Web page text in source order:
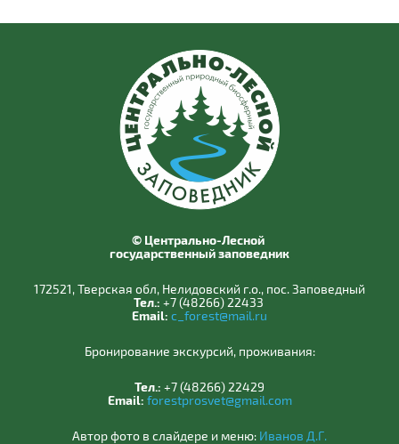
© Центрально-Лесной
государственный заповедник
172521, Тверская обл, Нелидовский г.о., пос. Заповедный
Тел.: +7 (48266) 22433
Email: c_forest@mail.ru
Бронирование экскурсий, проживания:
Тел.: +7 (48266) 22429
Email: forestprosvet@gmail.com
Автор фото в слайдере и меню: Иванов Д.Г.